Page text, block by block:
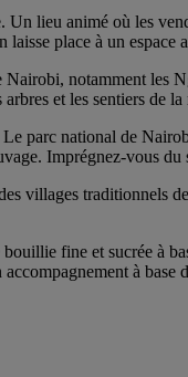
lieu animé où les
place à un espace
Nairobi, notamment
et les sentiers de
parc national de
Imprégnez-vous
villages traditionnels
fine et sucrée à
à